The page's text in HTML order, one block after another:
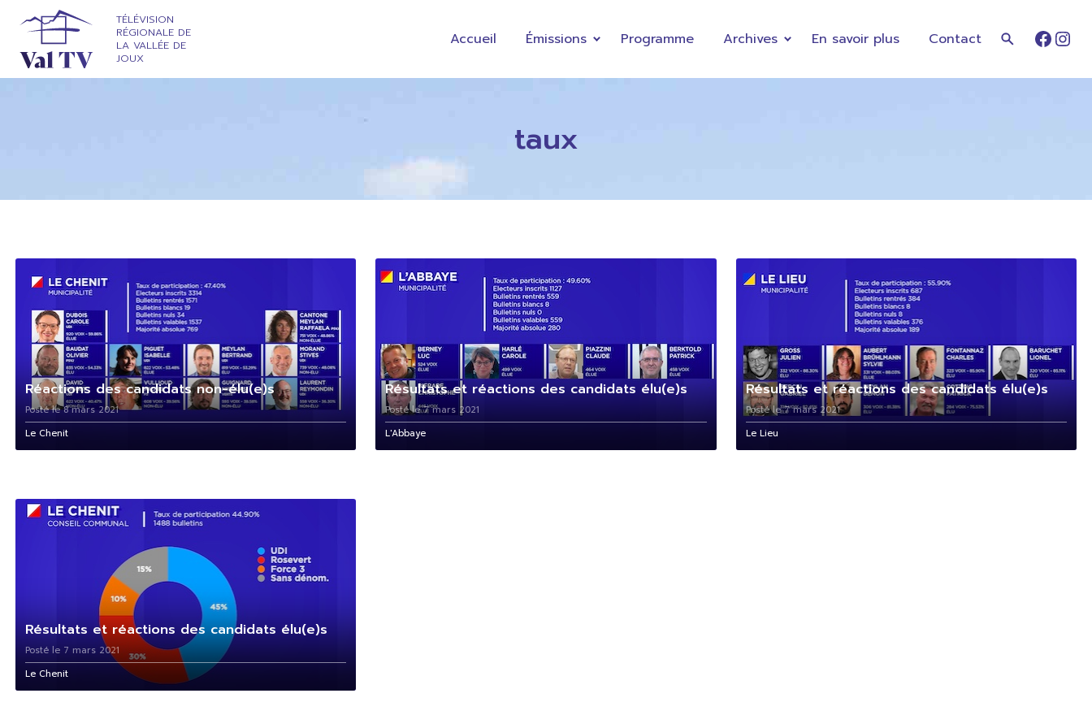
TÉLÉVISION
RÉGIONALE DE
LA VALLÉE DE
JOUX
Accueil Émissions Programme Archives En savoir plus Contact
taux
Réactions des candidats non-élu(e)s
Posté le 8 mars 2021
Le Chenit
Résultats et réactions des candidats élu(e)s
Posté le 7 mars 2021
L'Abbaye
Résultats et réactions des candidats élu(e)s
Posté le 7 mars 2021
Le Lieu
Résultats et réactions des candidats élu(e)s
Posté le 7 mars 2021
Le Chenit